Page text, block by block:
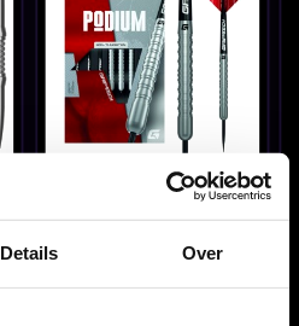
Details Over
GOAT Podium 80% -